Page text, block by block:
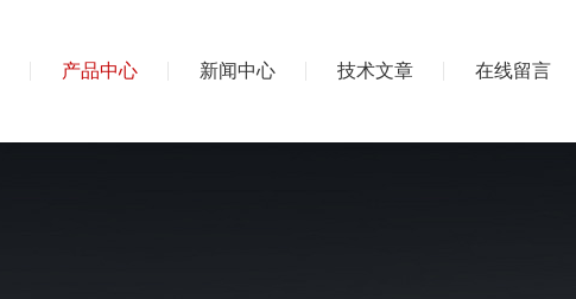
产品中心 新闻中心 技术文章 在线留言